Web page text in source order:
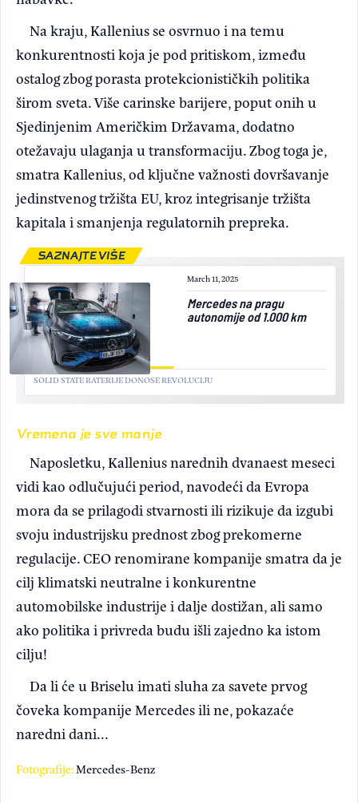
Na kraju, Kallenius se osvrnuo i na temu
konkurentnosti koja je pod pritiskom, između
ostalog zbog porasta protekcionističkih politika
širom sveta. Više carinske barijere, poput onih u
Sjedinjenim Američkim Državama, dodatno
otežavaju ulaganja u transformaciju. Zbog toga je,
smatra Kallenius, od ključne važnosti dovršavanje
jedinstvenog tržišta EU, kroz integrisanje tržišta
kapitala i smanjenja regulatornih prepreka.
March 11, 2025
Mercedes na pragu
autonomije od 1.000 km
SOLID STATE BATERIJE DONOSE REVOLUCIJU
SAZNAJTE VIŠE
Vremena je sve manje
Naposletku, Kallenius narednih dvanaest meseci
vidi kao odlučujući period, navodeći da Evropa
mora da se prilagodi stvarnosti ili rizikuje da izgubi
svoju industrijsku prednost zbog prekomerne
regulacije. CEO renomirane kompanije smatra da je
cilj klimatski neutralne i konkurentne
automobilske industrije i dalje dostižan, ali samo
ako politika i privreda budu išli zajedno ka istom
cilju!
Da li će u Briselu imati sluha za savete prvog
čoveka kompanije Mercedes ili ne, pokazaće
naredni dani...
Fotografije:Mercedes-Benz